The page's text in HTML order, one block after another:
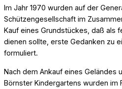
Im Jahr 1970 wurden auf der
Schützengesellschaft im
Kauf eines Grundstückes, daß als
dienen sollte, erste Gedanken zu
formuliert.
Nach dem Ankauf eines Geländes
Börnster Kindergartens wurden im